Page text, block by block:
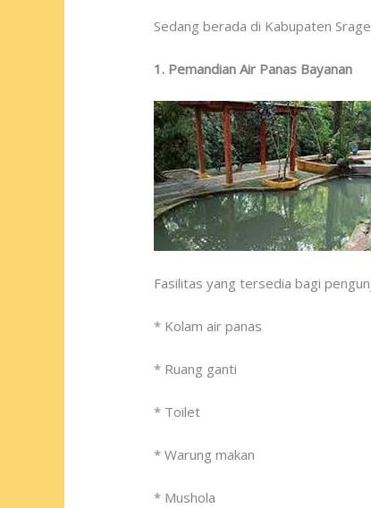
Sedang berada di Kabupaten
1. Pemandian Air Panas Bayanan
Fasilitas yang tersedia bagi
* Kolam air panas
* Ruang ganti
* Toilet
* Warung makan
* Mushola